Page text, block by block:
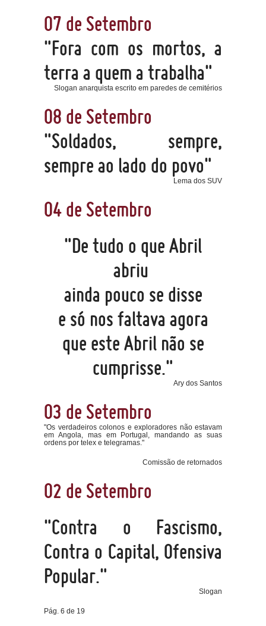
07 de Setembro
"Fora com os mortos, a
terra a quem a trabalha"
Slogan anarquista escrito em paredes de cemitérios
08 de Setembro
"Soldados, sempre,
sempre ao lado do povo"
Lema dos SUV
04 de Setembro
"De tudo o que Abril
abriu
ainda pouco se disse
e só nos faltava agora
que este Abril não se
cumprisse."
Ary dos Santos
03 de Setembro
"Os verdadeiros colonos e exploradores não estavam
em Angola, mas em Portugal, mandando as suas
ordens por telex e telegramas."
Comissão de retornados
02 de Setembro
"Contra o Fascismo,
Contra o Capital, Ofensiva
Popular."
Slogan
Pág. 6 de 19